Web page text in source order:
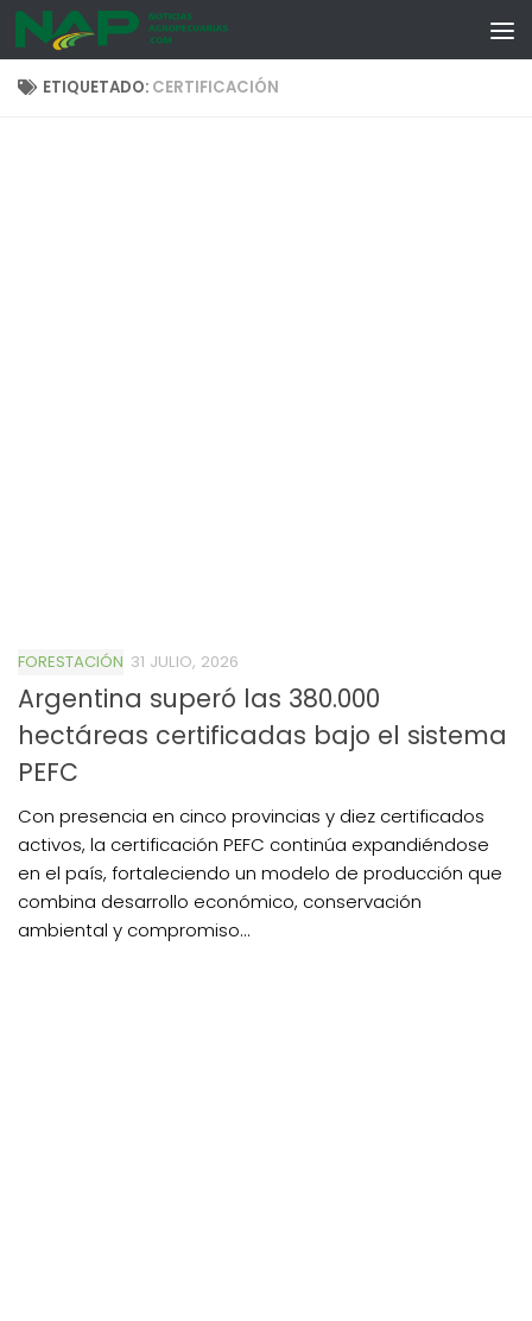
Skip to content
ETIQUETADO: CERTIFICACIÓN
FORESTACIÓN 31 JULIO, 2026
Argentina superó las 380.000
hectáreas certificadas bajo el sistema
PEFC
Con presencia en cinco provincias y diez certificados
activos, la certificación PEFC continúa expandiéndose
en el país, fortaleciendo un modelo de producción que
combina desarrollo económico, conservación
ambiental y compromiso...